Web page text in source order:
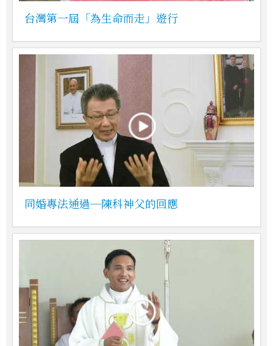
台灣第一屆「為生命而走」遊行
同婚專法通過─陳科神父的回應